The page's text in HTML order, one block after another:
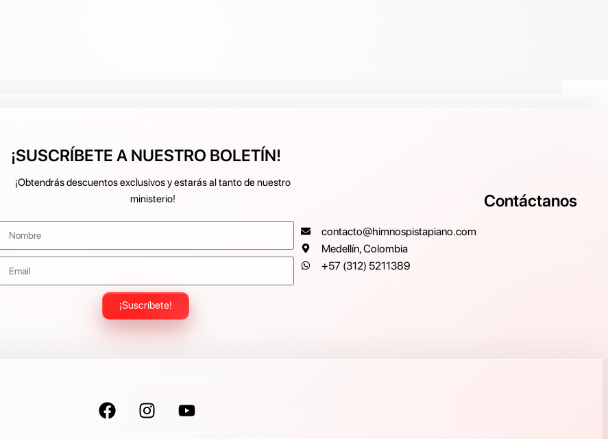
¡SUSCRÍBETE A NUESTRO BOLETÍN!
¡Obtendrás descuentos exclusivos y estarás al tanto de nuestro
ministerio!
¡Suscríbete!
Contáctanos
contacto@himnospistapiano.com
Medellín, Colombia
+57 (312) 5211389